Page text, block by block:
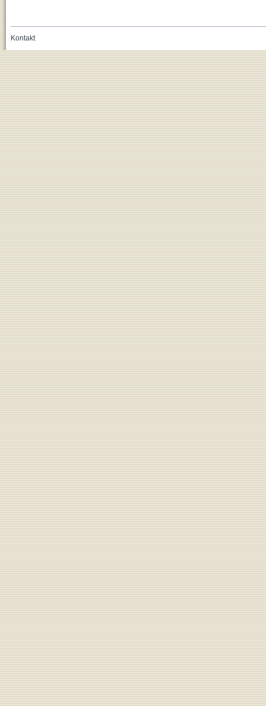
Kontakt